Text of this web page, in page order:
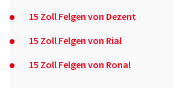
15 Zoll Felgen von Dezent
15 Zoll Felgen von Rial
15 Zoll Felgen von Ronal